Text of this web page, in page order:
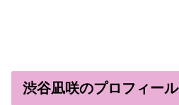
渋谷凪咲のプロフィール